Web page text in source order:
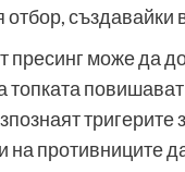
отбор,
пресинг може да
топката
на противниците